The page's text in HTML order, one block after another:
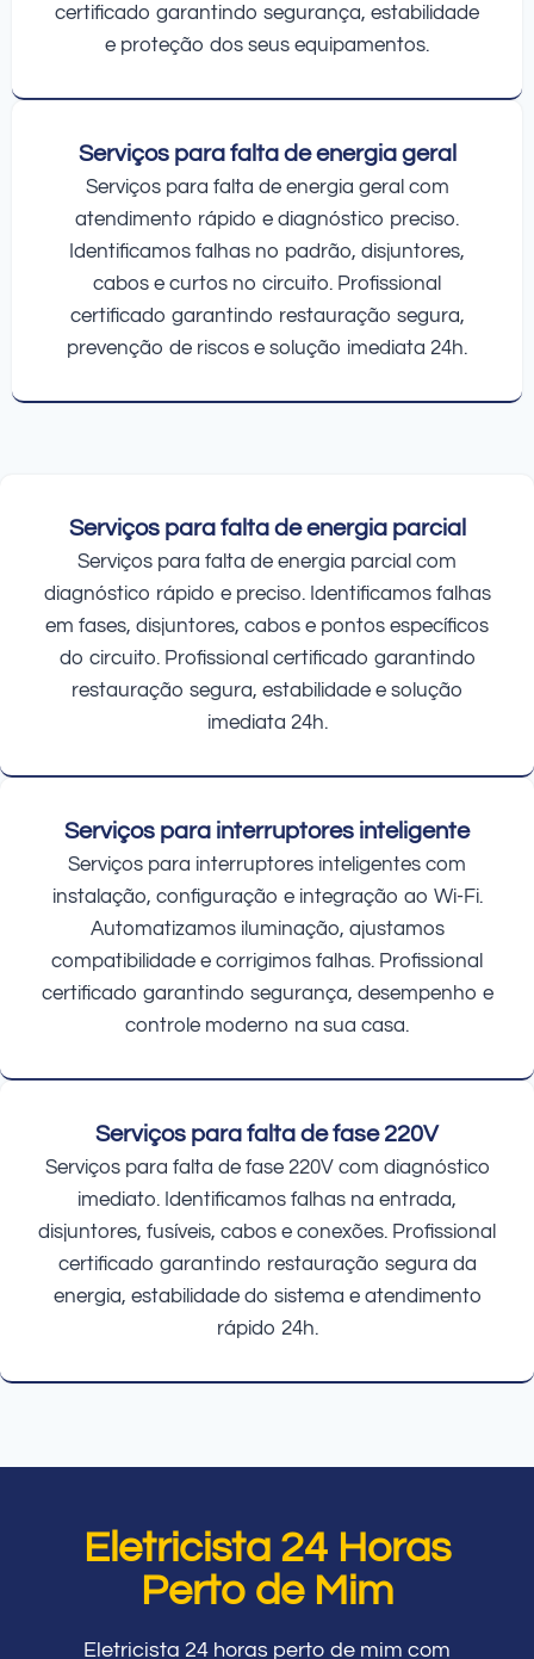
certificado garantindo segurança, estabilidade
e proteção dos seus equipamentos.
Serviços para falta de energia geral
Serviços para falta de energia geral com
atendimento rápido e diagnóstico preciso.
Identificamos falhas no padrão, disjuntores,
cabos e curtos no circuito. Profissional
certificado garantindo restauração segura,
prevenção de riscos e solução imediata 24h.
Serviços para falta de energia parcial
Serviços para falta de energia parcial com
diagnóstico rápido e preciso. Identificamos falhas
em fases, disjuntores, cabos e pontos específicos
do circuito. Profissional certificado garantindo
restauração segura, estabilidade e solução
imediata 24h.
Serviços para interruptores inteligente
Serviços para interruptores inteligentes com
instalação, configuração e integração ao Wi-Fi.
Automatizamos iluminação, ajustamos
compatibilidade e corrigimos falhas. Profissional
certificado garantindo segurança, desempenho e
controle moderno na sua casa.
Serviços para falta de fase 220V
Serviços para falta de fase 220V com diagnóstico
imediato. Identificamos falhas na entrada,
disjuntores, fusíveis, cabos e conexões. Profissional
certificado garantindo restauração segura da
energia, estabilidade do sistema e atendimento
rápido 24h.
Eletricista 24 Horas
Perto de Mim
Eletricista 24 horas perto de mim com